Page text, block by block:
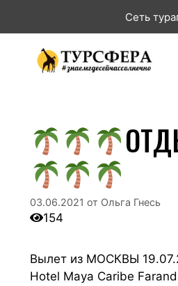
Сеть
03.06.2021 от Ольга Гнесь
154
Вылет из МОСКВЫ
Hotel Maya Caribe